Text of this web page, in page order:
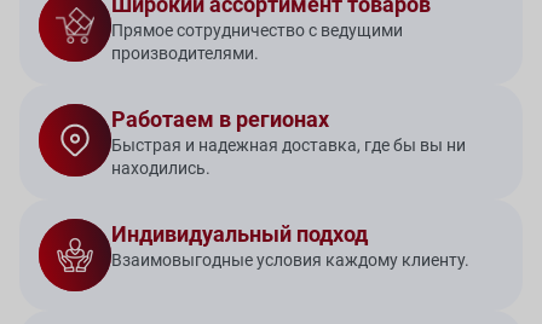
Прямое сотрудничество с ведущими
производителями.
Работаем в регионах
Быстрая и надежная доставка, где бы вы ни
находились.
Индивидуальный подход
Взаимовыгодные условия каждому клиенту.